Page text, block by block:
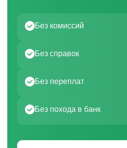
Без комиссий
Без справок
Без переплат
Без похода в банк